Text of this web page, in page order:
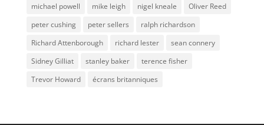
michael powell
mike leigh nigel kneale
Oliver Reed
peter cushing
peter sellers
ralph richardson
Richard Attenborough
richard lester
sean connery
Sidney Gilliat
stanley baker
terence fisher
Trevor Howard
écrans britanniques